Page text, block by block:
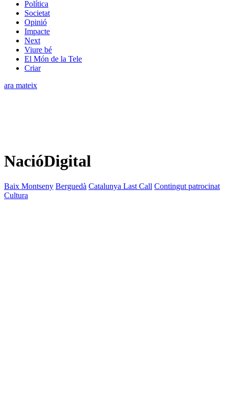
Política
Societat
Opinió
Impacte
Next
Viure bé
El Món de la Tele
Criar
ara mateix
NacióDigital
Baix Montseny Berguedà Catalunya Last Call Contingut patrocinat
Cultura